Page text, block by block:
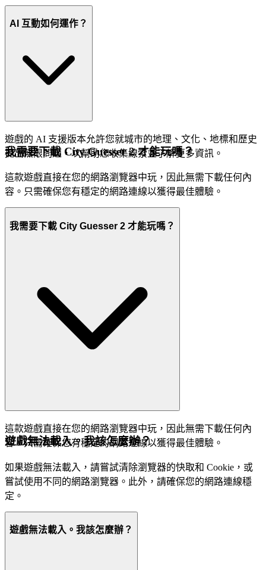
AI 互動如何運作？
遊戲的 AI 支援版本允許您就城市的地理、文化、地標和歷史
提出無限問題，以幫助您收集線索並了解更多資訊。
我需要下載 City Guesser 2 才能玩嗎？
這款遊戲直接在您的網路瀏覽器中玩，因此無需下載任何內
容。只需確保您有穩定的網路連線以獲得最佳體驗。
我需要下載 City Guesser 2 才能玩嗎？
這款遊戲直接在您的網路瀏覽器中玩，因此無需下載任何內
容。只需確保您有穩定的網路連線以獲得最佳體驗。
遊戲無法載入。我該怎麼辦？
如果遊戲無法載入，請嘗試清除瀏覽器的快取和 Cookie，或
嘗試使用不同的網路瀏覽器。此外，請確保您的網路連線穩
定。
遊戲無法載入。我該怎麼辦？